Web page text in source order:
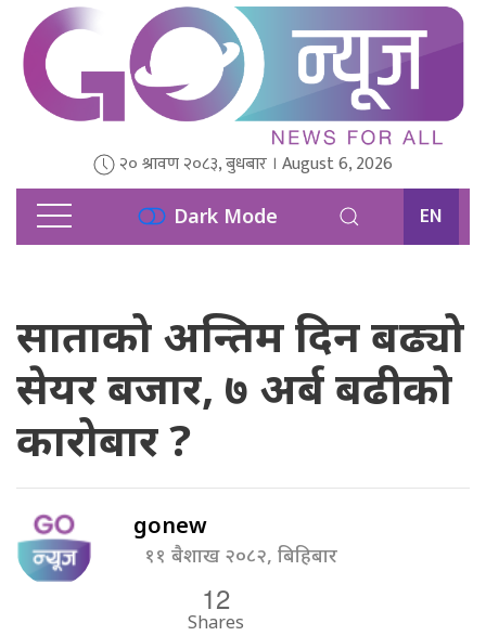
२० श्रावण २०८३, बुधबार । August 6, 2026
Dark Mode EN
साताको अन्तिम दिन बढ्यो
सेयर बजार, ७ अर्ब बढीको
कारोबार ?
gonew
११ बैशाख २०८२, बिहिबार
12
Shares